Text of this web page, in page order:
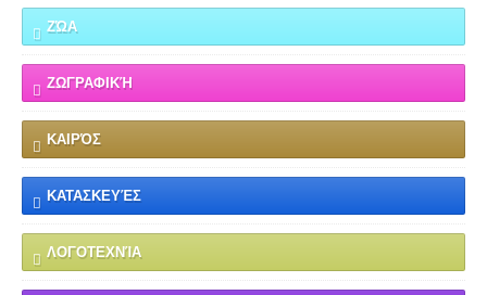
ΖΏΑ
ΖΩΓΡΑΦΙΚΉ
ΚΑΙΡΌΣ
ΚΑΤΑΣΚΕΥΈΣ
ΛΟΓΟΤΕΧΝΊΑ